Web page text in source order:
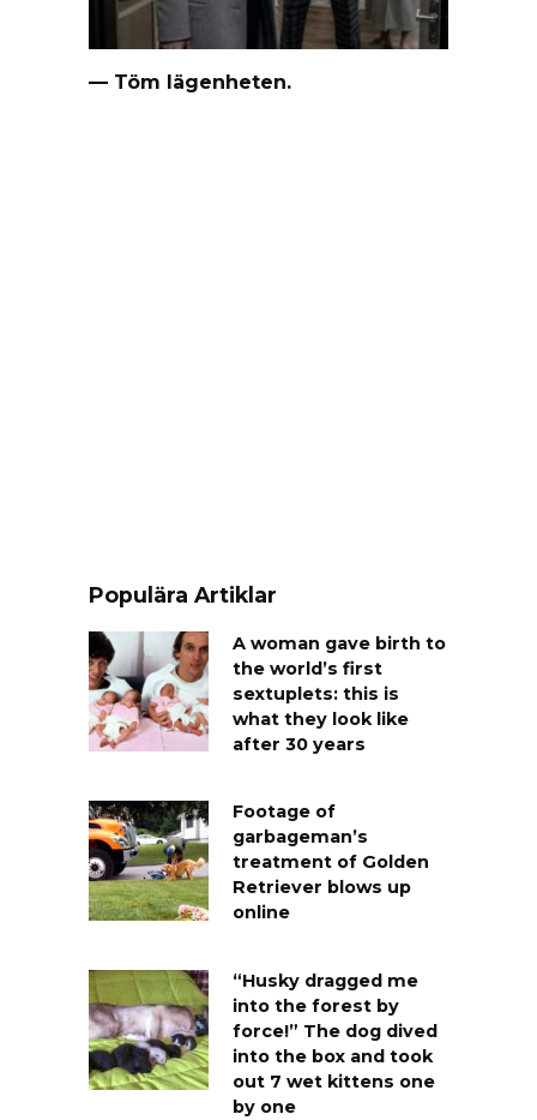
— Töm lägenheten.
Populära Artiklar
A woman gave birth to
the world’s first
sextuplets: this is
what they look like
after 30 years
Footage of
garbageman’s
treatment of Golden
Retriever blows up
online
“Husky dragged me
into the forest by
force!” The dog dived
into the box and took
out 7 wet kittens one
by one